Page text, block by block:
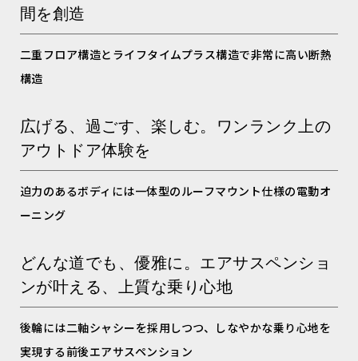
間を創造
二重フロア構造とライフタイムプラス構造で非常に高い断熱
構造
広げる、過ごす、楽しむ。ワンランク上の
アウトドア体験を
迫力のあるボディには一体型のルーフマウント仕様の電動オ
ーニング
どんな道でも、優雅に。エアサスペンショ
ンが叶える、上質な乗り心地
後輪には二軸シャシーを採用しつつ、しなやかな乗り心地を
実現する前後エアサスペンション